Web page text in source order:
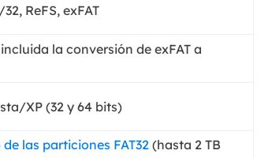
ReFS, exFAT
la conversión de exFAT a
XP (32 y 64 bits)
las particiones FAT32 (hasta 2 TB